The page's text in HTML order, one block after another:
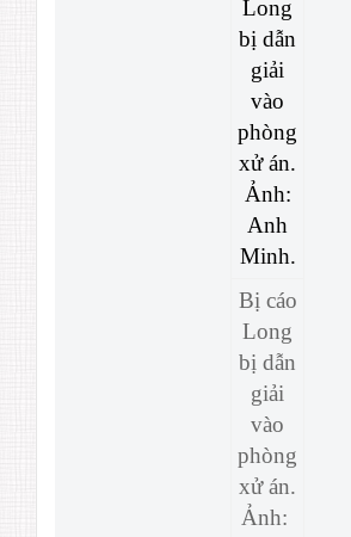
Bị cáo
Long
bị dẫn
giải
vào
phòng
xử án.
Ảnh: